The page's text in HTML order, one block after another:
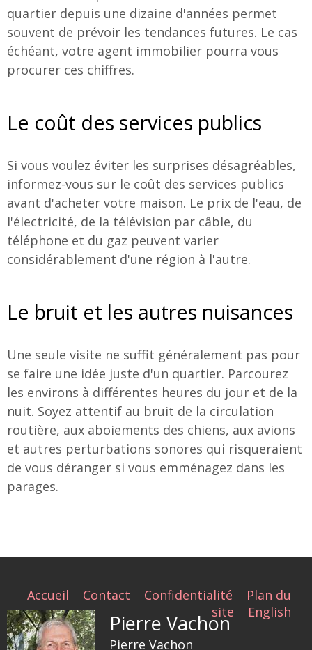
quartier depuis une dizaine d'années permet
souvent de prévoir les tendances futures. Le cas
échéant, votre agent immobilier pourra vous
procurer ces chiffres.
Le coût des services publics
Si vous voulez éviter les surprises désagréables,
informez-vous sur le coût des services publics
avant d'acheter votre maison. Le prix de l'eau, de
l'électricité, de la télévision par câble, du
téléphone et du gaz peuvent varier
considérablement d'une région à l'autre.
Le bruit et les autres nuisances
Une seule visite ne suffit généralement pas pour
se faire une idée juste d'un quartier. Parcourez
les environs à différentes heures du jour et de la
nuit. Soyez attentif au bruit de la circulation
routière, aux aboiements des chiens, aux avions
et autres perturbations sonores qui risqueraient
de vous déranger si vous emménagez dans les
parages.
Accueil Contact Confidentialité
Plan du
site
English
Pierre Vachon
Pierre Vachon